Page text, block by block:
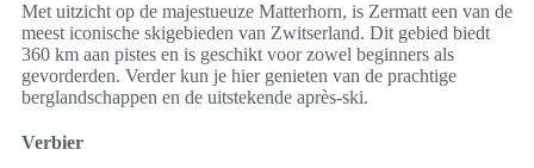
Met uitzicht op de majestueuze Matterhorn, is Zermatt een van de
meest iconische skigebieden van Zwitserland. Dit gebied biedt
360 km aan pistes en is geschikt voor zowel beginners als
gevorderden. Verder kun je hier genieten van de prachtige
berglandschappen en de uitstekende après-ski.
Verbier